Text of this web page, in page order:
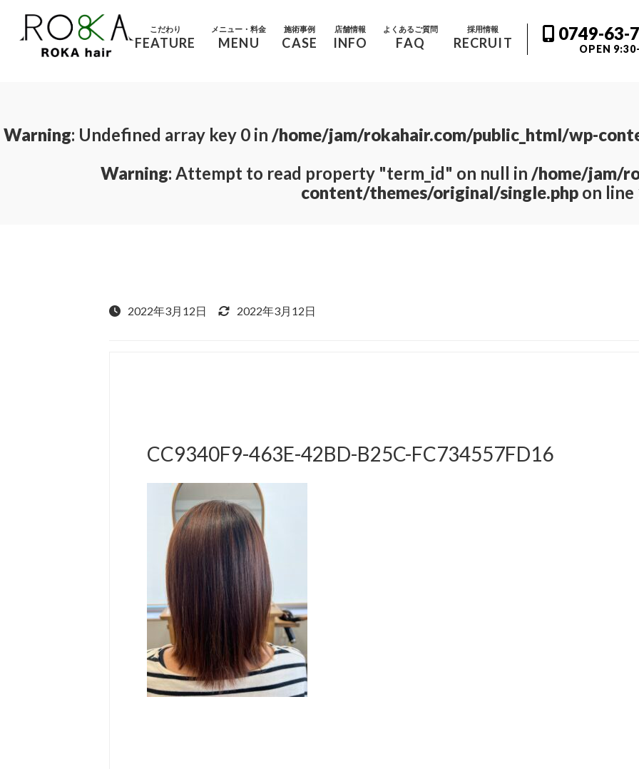
こだわり
FEATURE
メニュー・料金
MENU
施術事例
CASE
店舗情報
INFO
よくあるご質問
FAQ
採用情報
RECRUIT 0749-63-
OPEN
Warning: Undefined array key 0 in /home/jam/rokahair.com/public_html/wp-
Warning: Attempt to read property "term_id" on null in /home/jam/
content/themes/original/single.php on line
2022年3月12日 2022年3月12日
CC9340F9-463E-42BD-B25C-FC734557FD16